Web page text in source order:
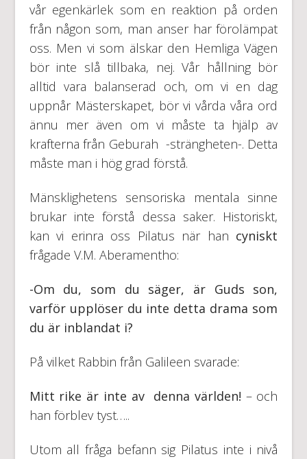
vår egenkärlek som en reaktion på orden
från någon som, man anser har förolämpat
oss. Men vi som älskar den Hemliga Vägen
bör inte slå tillbaka, nej. Vår hållning bör
alltid vara balanserad och, om vi en dag
uppnår Mästerskapet, bör vi vårda våra ord
ännu mer även om vi måste ta hjälp av
krafterna från Geburah -strängheten-. Detta
måste man i hög grad förstå.
Mänsklighetens sensoriska mentala sinne
brukar inte förstå dessa saker. Historiskt,
kan vi erinra oss Pilatus när han cyniskt
frågade V.M. Aberamentho:
-Om du, som du säger, är Guds son,
varför upplöser du inte detta drama som
du är inblandat i?
På vilket Rabbin från Galileen svarade:
Mitt rike är inte av denna världen! – och
han förblev tyst…..
Utom all fråga befann sig Pilatus inte i nivå